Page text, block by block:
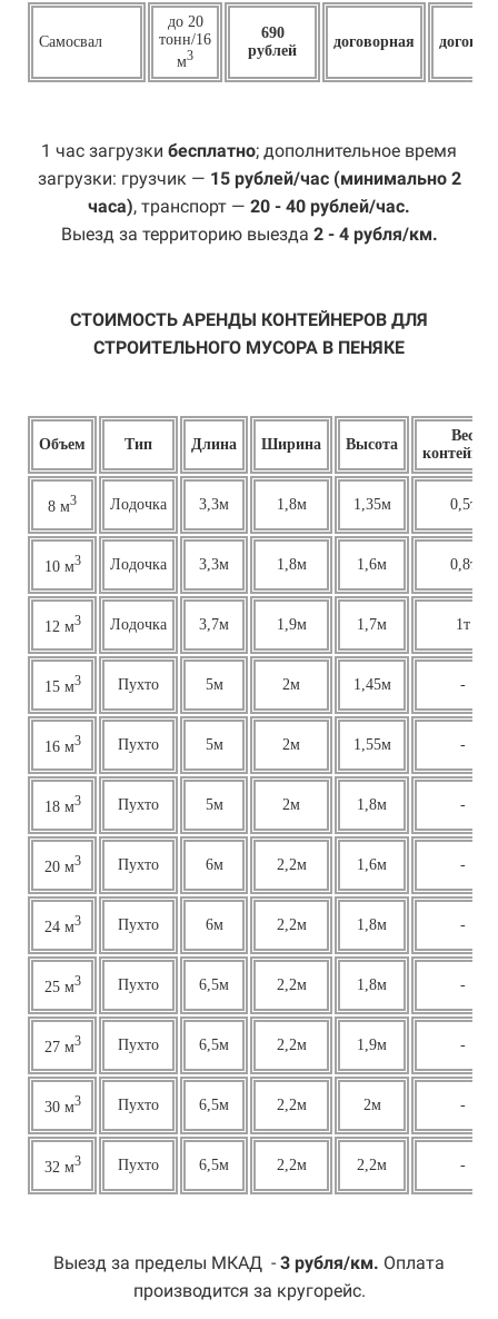
Самосвал
до 20
тонн/16
м3
690
рублей
договорная
1 час загрузки бесплатно; дополнительное время
загрузки: грузчик — 15 рублей/час (минимально 2
часа), транспорт — 20 - 40 рублей/час.
Выезд за территорию выезда 2 - 4 рубля/км.
СТОИМОСТЬ АРЕНДЫ КОНТЕЙНЕРОВ ДЛЯ
СТРОИТЕЛЬНОГО МУСОРА В ПЕНЯКЕ
Объем Тип Длина Ширина Высота
Вес
8 м3 Лодочка 3,3м 1,8м 1,35м 0,5т
10 м3 Лодочка 3,3м 1,8м 1,6м 0,8т
12 м3 Лодочка 3,7м 1,9м 1,7м 1т
15 м3 Пухто 5м 2м 1,45м -
16 м3 Пухто 5м 2м 1,55м -
18 м3 Пухто 5м 2м 1,8м -
20 м3 Пухто 6м 2,2м 1,6м -
24 м3 Пухто 6м 2,2м 1,8м -
25 м3 Пухто 6,5м 2,2м 1,8м -
27 м3 Пухто 6,5м 2,2м 1,9м -
30 м3 Пухто 6,5м 2,2м 2м -
32 м3 Пухто 6,5м 2,2м 2,2м -
Выезд за пределы МКАД - 3 рубля/км. Оплата
производится за кругорейс.